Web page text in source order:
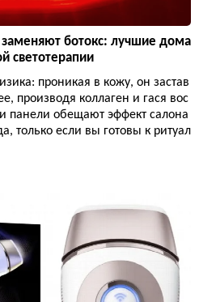
ботокс: лучшие дома
светотерапии
проникая в кожу, он застав
производя коллаген и гася вос
панели обещают эффект салона
только если вы готовы к ритуал